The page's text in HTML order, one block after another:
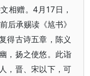
相赠。4月17日，
后承赐读《訄书》
得古诗五章，陈义
，扬之使悠。此诣
，晋、宋以下，可